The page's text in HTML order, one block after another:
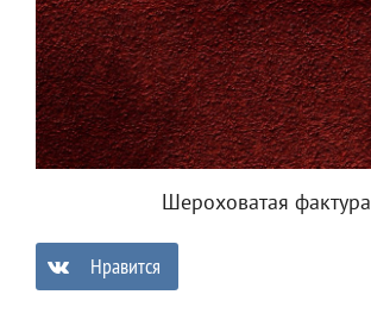
Шероховатая фактура
Нравится